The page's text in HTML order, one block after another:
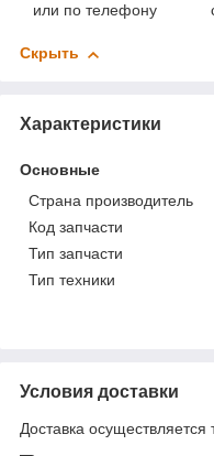
или по телефону
Скрыть
Характеристики
Основные
Страна производитель
Код запчасти
Тип запчасти
Тип техники
Условия доставки
Доставка осуществляется